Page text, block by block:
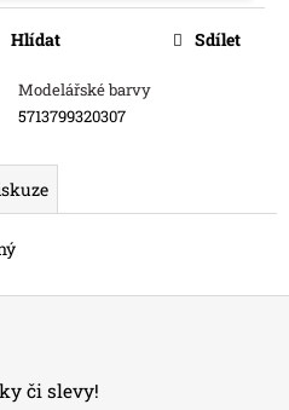
Modelářské barvy
5713799320307
Hlídat Sdílet
či slevy!